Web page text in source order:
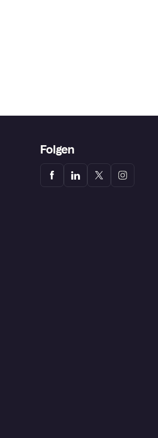
Folgen